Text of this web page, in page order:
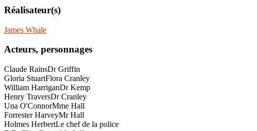
Réalisateur(s)
James Whale
Acteurs, personnages
Claude RainsDr Griffin
Gloria StuartFlora Cranley
William HarriganDr Kemp
Henry TraversDr Cranley
Una O'ConnorMme Hall
Forrester HarveyMr Hall
Holmes HerbertLe chef de la police